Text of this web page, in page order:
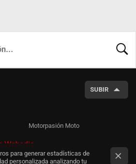
SUBIR
Motorpasión Moto
Webedia
para generar estadísticas de
personalizada analizando tu